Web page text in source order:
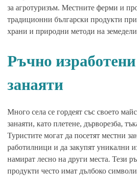
за агротуризъм. Местните ферми и
традиционни български продукти
храни и природни методи на
Ръчно
занаяти
Много села се гордеят със своето
занаяти, като плетене, дърворезба,
Туристите могат да посетят местни
работилници и да закупят уникални
намират лесно на други места. Тези
продукти често имат дълбоко